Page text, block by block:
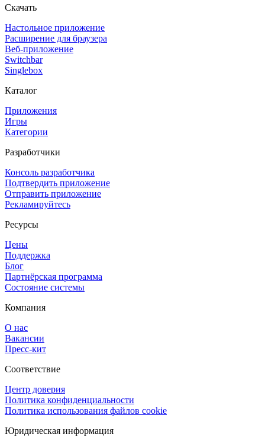
Скачать
Настольное приложение
Расширение для браузера
Веб-приложение
Switchbar
Singlebox
Каталог
Приложения
Игры
Категории
Разработчики
Консоль разработчика
Подтвердить приложение
Отправить приложение
Рекламируйтесь
Ресурсы
Цены
Поддержка
Блог
Партнёрская программа
Состояние системы
Компания
О нас
Вакансии
Пресс-кит
Соответствие
Центр доверия
Политика конфиденциальности
Политика использования файлов cookie
Юридическая информация